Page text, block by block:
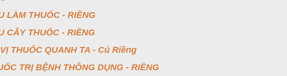
LÀM THUỐC - RIỀNG
CÂY THUỐC - RIỀNG
THUỐC QUANH TA - Củ Riềng
TRỊ BỆNH THÔNG DỤNG - RIỀNG